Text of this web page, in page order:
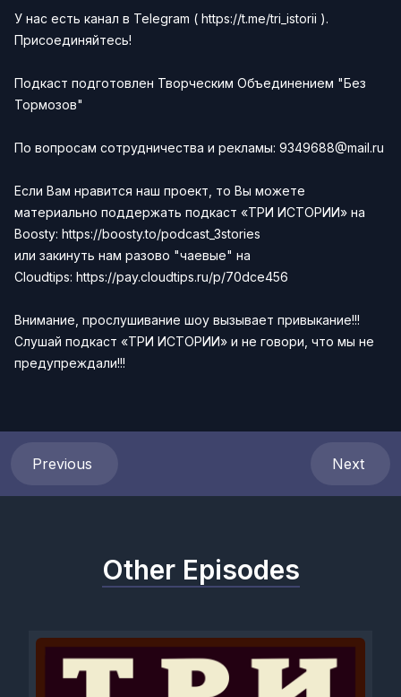
У нас есть канал в Telegram ( https://t.me/tri_istorii ).
Присоединяйтесь!
Подкаст подготовлен Творческим Объединением "Без
Тормозов"
По вопросам сотрудничества и рекламы: 9349688@mail.ru
Если Вам нравится наш проект, то Вы можете
материально поддержать подкаст «ТРИ ИСТОРИИ» на
Boosty: https://boosty.to/podcast_3stories
или закинуть нам разово "чаевые" на
Сloudtips: https://pay.cloudtips.ru/p/70dce456
Внимание, прослушивание шоу вызывает привыкание!!!
Слушай подкаст «ТРИ ИСТОРИИ» и не говори, что мы не
предупреждали!!!
Previous Next
Other Episodes